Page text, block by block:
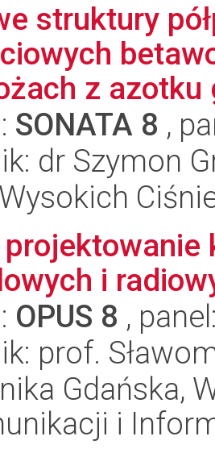
struktury
z azotku
SONATA 8 ,
dr Szymon
i
OPUS 8 ,
prof.
Gdańska,
i